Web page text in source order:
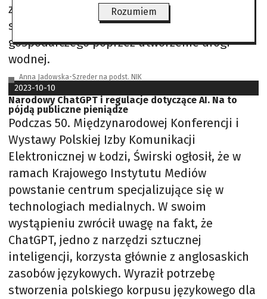
zapewnienie bezpieczeństwa regionu i
stymulowanie rozwoju społeczno-
gospodarczego poprzez utworzenie drogi
wodnej.
Anna Jadowska-Szreder na podst. NIK
2023-10-10
Narodowy ChatGPT i regulacje dotyczące AI. Na to
pójdą publiczne pieniądze
Podczas 50. Międzynarodowej Konferencji i
Wystawy Polskiej Izby Komunikacji
Elektronicznej w Łodzi, Świrski ogłosił, że w
ramach Krajowego Instytutu Mediów
powstanie centrum specjalizujące się w
technologiach medialnych. W swoim
wystąpieniu zwrócił uwagę na fakt, że
ChatGPT, jedno z narzędzi sztucznej
inteligencji, korzysta głównie z anglosaskich
zasobów językowych. Wyraził potrzebę
stworzenia polskiego korpusu językowego dla
Rozumiem